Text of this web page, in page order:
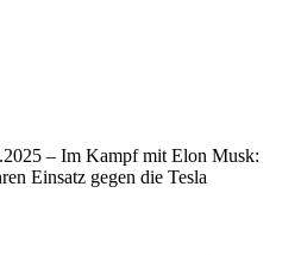
– Im Kampf mit Elon Musk:
Einsatz gegen die Tesla